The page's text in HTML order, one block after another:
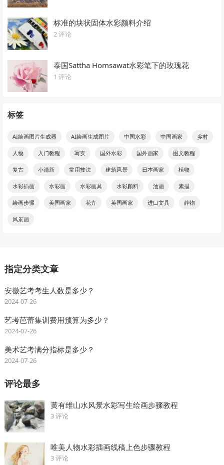
标准的块状固体水彩颜料介绍
2 评论
泰国Sattha Homsawat水彩笔下的玫瑰花
1 评论
标签
AI绘画图片生成器 AI绘画生成图片 中国水彩 中国画家 乡村
人物 入门教程 写实 国外水彩 国外画家 图文教程
复古 小清新 常用技法 建筑风景 日本画家 植物
水彩插画 水彩画 水彩画具 水彩颜料 油画 素描
绘画步骤 美国画家 花卉 英国画家 进口文具 静物
风景画
指定分类文章
安徽艺考考生人数是多少？
2024-07-26
艺考芭蕾集训费用预算为多少？
2024-07-26
美术艺考满分指标是多少？
2024-07-26
评论最多
黄有维山水风景水彩写生绘画步骤教程
3 评论
唯美人物水彩插画线稿上色步骤教程
3 评论